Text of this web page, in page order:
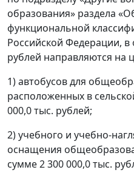
образования» раздела
функциональной
Российской Федерации, в
рублей направляются на
1) автобусов для
расположенных в
000,0 тыс. рублей;
2) учебного и учебно-
оснащения
сумме 2 300 000,0 тыс.